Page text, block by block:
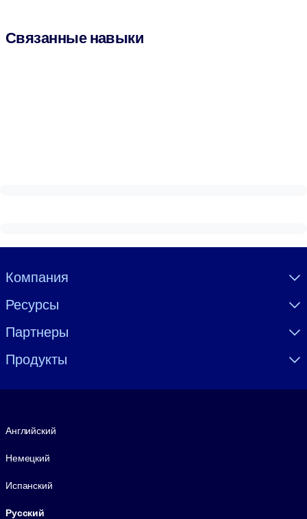
Связанные навыки
Visually hidden Text
Компания
Ресурсы
Партнеры
Продукты
Английский
Немецкий
Испанский
Русский